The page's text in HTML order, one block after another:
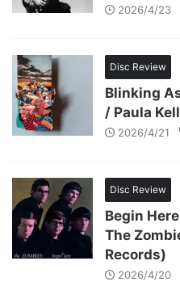
2026/4/23
Disc Review
Blinking
/ Paula
2026/4/21
Disc Review
Begin
The
Records)
2026/4/20